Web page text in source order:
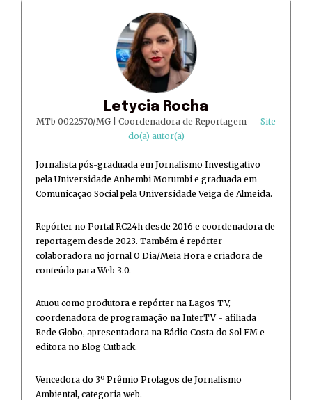
Letycia Rocha
MTb 0022570/MG | Coordenadora de Reportagem – Site
do(a) autor(a)
Jornalista pós-graduada em Jornalismo Investigativo
pela Universidade Anhembi Morumbi e graduada em
Comunicação Social pela Universidade Veiga de Almeida.
Repórter no Portal RC24h desde 2016 e coordenadora de
reportagem desde 2023. Também é repórter
colaboradora no jornal O Dia/Meia Hora e criadora de
conteúdo para Web 3.0.
Atuou como produtora e repórter na Lagos TV,
coordenadora de programação na InterTV - afiliada
Rede Globo, apresentadora na Rádio Costa do Sol FM e
editora no Blog Cutback.
Vencedora do 3º Prêmio Prolagos de Jornalismo
Ambiental, categoria web.